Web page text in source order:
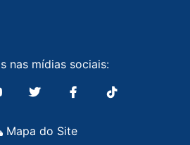
nas mídias sociais:
Mapa do Site